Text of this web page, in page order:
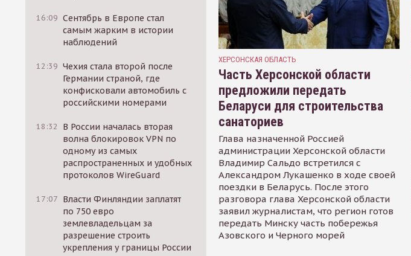
16:09 Сентябрь в Европе стал
самым жарким в истории
наблюдений
12:39 Чехия стала второй после
Германии страной, где
конфисковали автомобиль с
российскими номерами
18:32
В России началась вторая
волна блокировок VPN по
одному из самых
распространенных и удобных
протоколов WireGuard
17:07 Власти Финляндии заплатят
по 750 евро
землевладельцам за
разрешение строить
укрепления у границы России
ХЕРСОНСКАЯ ОБЛАСТЬ
Часть Херсонской области
предложили передать
Беларуси для строительства
санаториев
Глава назначенной Россией
администрации Херсонской области
Владимир Сальдо встретился с
Александром Лукашенко в ходе своей
поездки в Беларусь. После этого
разговора глава Херсонской области
заявил журналистам, что регион готов
передать Минску часть побережья
Азовского и Черного морей